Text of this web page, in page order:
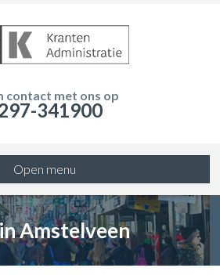
contact met ons op
341900
Open menu
Amstelveen